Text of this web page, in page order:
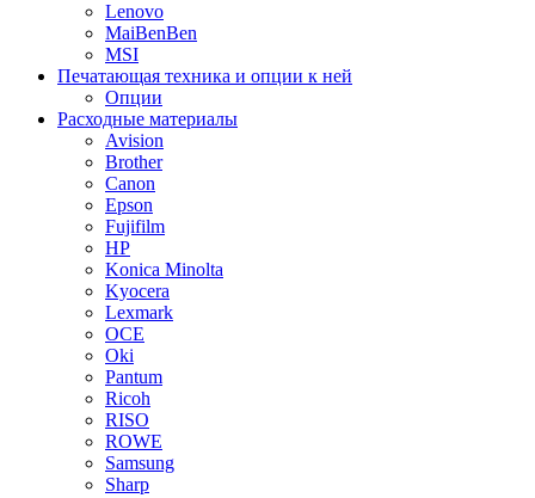
Lenovo
MaiBenBen
MSI
Печатающая техника и опции к ней
Опции
Расходные материалы
Avision
Brother
Canon
Epson
Fujifilm
HP
Konica Minolta
Kyocera
Lexmark
OCE
Oki
Pantum
Ricoh
RISO
ROWE
Samsung
Sharp